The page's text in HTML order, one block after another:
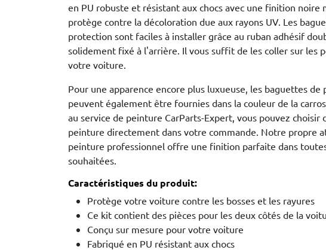
en PU robuste et résistant aux chocs avec une finition noire
protège contre la décoloration due aux rayons UV. Les
protection sont faciles à installer grâce au ruban adhésif
solidement fixé à l'arrière. Il vous suffit de les coller sur les
votre voiture.
Pour une apparence encore plus luxueuse, les baguettes de
peuvent également être fournies dans la couleur de la
au service de peinture CarParts-Expert, vous pouvez choisir
peinture directement dans votre commande. Notre propre
peinture professionnel offre une finition parfaite dans
souhaitées.
Caractéristiques du produit:
Protège votre voiture contre les bosses et les rayures
Ce kit contient des pièces pour les deux côtés de la
Conçu sur mesure pour votre voiture
Fabriqué en PU résistant aux chocs